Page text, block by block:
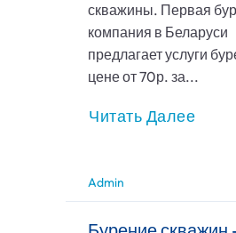
скважины. Первая
компания в Беларуси
предлагает услуги
цене от 70р. за...
Читать Далее
Admin